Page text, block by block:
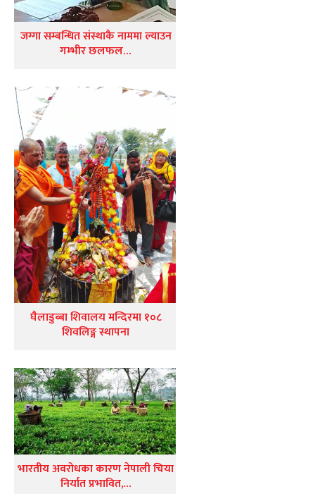
जग्गा सम्बन्धित संस्थाकै नाममा ल्याउन
गम्भीर छलफल…
घैलाडुब्बा शिवालय मन्दिरमा १०८
शिवलिङ्ग स्थापना
भारतीय अवरोधका कारण नेपाली चिया
निर्यात प्रभावित,…